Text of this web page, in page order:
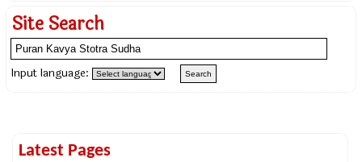
Site Search
Input language:
Latest Pages